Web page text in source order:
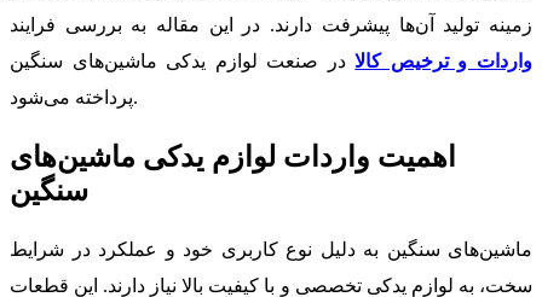
زمینه تولید آن‌ها پیشرفت دارند. در این مقاله به بررسی فرایند
واردات و ترخیص کالادر صنعت لوازم یدکی ماشین‌های سنگین
پرداخته می‌شود.
اهمیت واردات لوازم یدکی ماشین‌های
سنگین
ماشین‌های سنگین به دلیل نوع کاربری خود و عملکرد در شرایط
سخت، به لوازم یدکی تخصصی و با کیفیت بالا نیاز دارند. این قطعات